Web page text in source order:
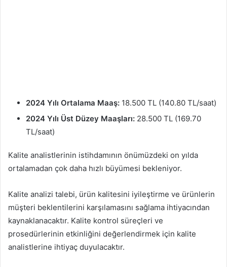
2024 Yılı Ortalama Maaş: 18.500 TL (140.80 TL/saat)
2024 Yılı Üst Düzey Maaşları: 28.500 TL (169.70
TL/saat)
Kalite analistlerinin istihdamının önümüzdeki on yılda
ortalamadan çok daha hızlı büyümesi bekleniyor.
Kalite analizi talebi, ürün kalitesini iyileştirme ve ürünlerin
müşteri beklentilerini karşılamasını sağlama ihtiyacından
kaynaklanacaktır. Kalite kontrol süreçleri ve
prosedürlerinin etkinliğini değerlendirmek için kalite
analistlerine ihtiyaç duyulacaktır.